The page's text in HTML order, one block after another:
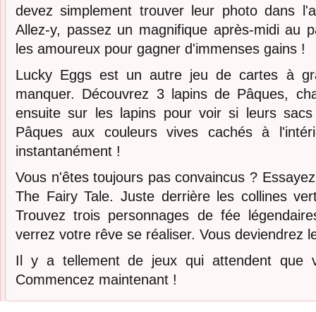
devez simplement trouver leur photo dans
Allez-y, passez un magnifique après-midi au
les amoureux pour gagner d'immenses gains !
Lucky Eggs est un autre jeu de cartes à
manquer. Découvrez 3 lapins de Pâques,
ensuite sur les lapins pour voir si leurs
Pâques aux couleurs vives cachés à
instantanément !
Vous n'êtes toujours pas convaincus ?
The Fairy Tale. Juste derrière les collines
Trouvez trois personnages de fée
verrez votre rêve se réaliser. Vous deviendrez
Il y a tellement de jeux qui attendent que
Commencez maintenant !